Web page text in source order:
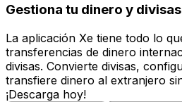
Gestiona tu dinero y
La aplicación Xe tiene todo lo
transferencias de dinero
divisas. Convierte divisas,
transfiere dinero al extranjero
¡Descarga hoy!